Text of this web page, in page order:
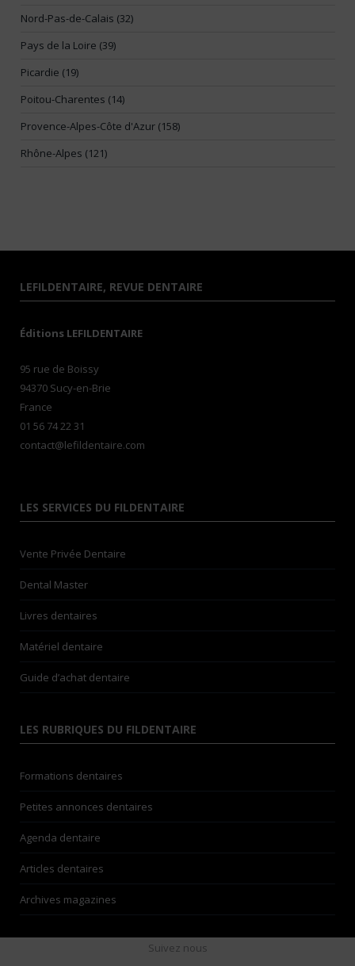
Nord-Pas-de-Calais (32)
Pays de la Loire (39)
Picardie (19)
Poitou-Charentes (14)
Provence-Alpes-Côte d'Azur (158)
Rhône-Alpes (121)
LEFILDENTAIRE, REVUE DENTAIRE
Éditions LEFILDENTAIRE
95 rue de Boissy
94370 Sucy-en-Brie
France
01 56 74 22 31
contact@lefildentaire.com
LES SERVICES DU FILDENTAIRE
Vente Privée Dentaire
Dental Master
Livres dentaires
Matériel dentaire
Guide d’achat dentaire
LES RUBRIQUES DU FILDENTAIRE
Formations dentaires
Petites annonces dentaires
Agenda dentaire
Articles dentaires
Archives magazines
Suivez nous